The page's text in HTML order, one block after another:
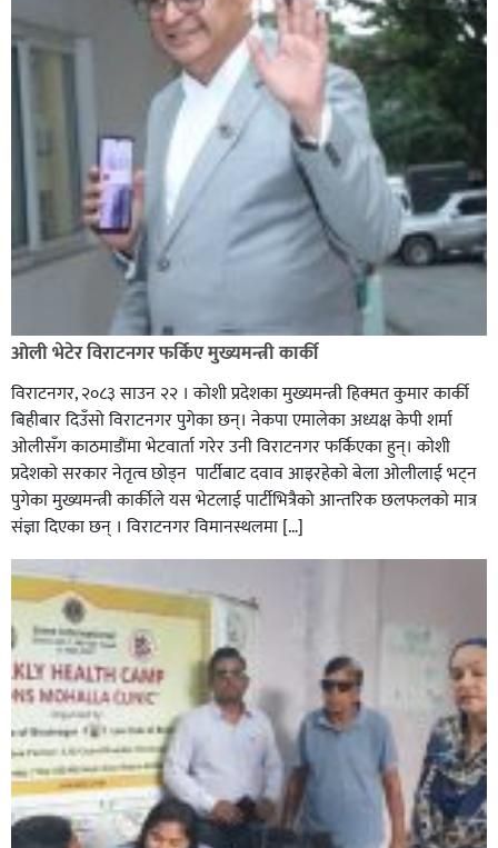
ओली भेटेर विराटनगर फर्किए मुख्यमन्त्री कार्की
विराटनगर, २०८३ साउन २२ । कोशी प्रदेशका मुख्यमन्त्री हिक्मत कुमार कार्की
बिहीबार दिउँसो विराटनगर पुगेका छन्। नेकपा एमालेका अध्यक्ष केपी शर्मा
ओलीसँग काठमाडौंमा भेटवार्ता गरेर उनी विराटनगर फर्किएका हुन्। काेशी
प्रदेशकाे सरकार नेतृत्व छाेड्न पार्टीबाट दवाव आइरहेकाे बेला ओलीलाई भट्न
पुगेका मुख्यमन्त्री कार्कीले यस भेटलाई पार्टीभित्रैको आन्तरिक छलफलकाे मात्र
संज्ञा दिएका छन् । विराटनगर विमानस्थलमा […]